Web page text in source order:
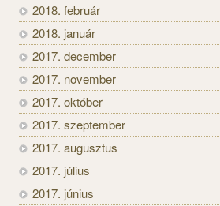
2018. február
2018. január
2017. december
2017. november
2017. október
2017. szeptember
2017. augusztus
2017. július
2017. június